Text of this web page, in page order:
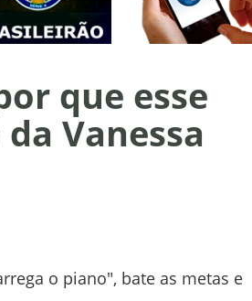
que esse
Vanessa
o piano", bate as metas e